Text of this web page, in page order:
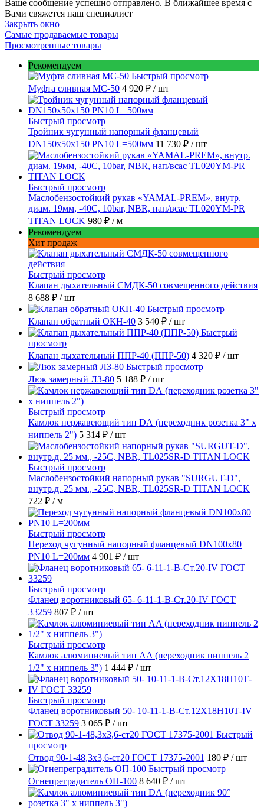
Ваше сообщение успешно отправлено. В ближайшее время с
Вами свяжется наш специалист
Закрыть окно
Самые продаваемые товары
Просмотренные товары
Рекомендуем
Быстрый просмотр
Муфта сливная МС-50 4 920 ₽ / шт
Быстрый просмотр
Тройник чугунный напорный фланцевый
DN150х50х150 PN10 L=500мм 11 730 ₽ / шт
Быстрый просмотр
Маслобензостойкий рукав «YAMAL-PREM», внутр.
диам. 19мм, -40C, 10bar, NBR, нап/всас TL020YM-PR
TITAN LOCK 980 ₽ / м
Рекомендуем
Хит продаж
Быстрый просмотр
Клапан дыхательный СМДК-50 совмещенного действия
8 688 ₽ / шт
Быстрый просмотр
Клапан обратный ОКН-40 3 540 ₽ / шт
Быстрый
просмотр
Клапан дыхательный ППР-40 (ППР-50) 4 320 ₽ / шт
Быстрый просмотр
Люк замерный ЛЗ-80 5 188 ₽ / шт
Быстрый просмотр
Камлок нержавеющий тип DА (переходник розетка 3" х
ниппель 2") 5 314 ₽ / шт
Быстрый просмотр
Маслобензостойкий напорный рукав "SURGUT-D",
внутр.д. 25 мм., -25C, NBR, TL025SR-D TITAN LOCK
722 ₽ / м
Быстрый просмотр
Переход чугунный напорный фланцевый DN100х80
PN10 L=200мм 4 901 ₽ / шт
Быстрый просмотр
Фланец воротниковый 65- 6-11-1-B-Ст.20-IV ГОСТ
33259 807 ₽ / шт
Быстрый просмотр
Камлок алюминиевый тип AA (переходник ниппель 2
1/2" х ниппель 3") 1 444 ₽ / шт
Быстрый просмотр
Фланец воротниковый 50- 10-11-1-B-Ст.12Х18Н10Т-IV
ГОСТ 33259 3 065 ₽ / шт
Быстрый
просмотр
Отвод 90-1-48,3х3,6-ст20 ГОСТ 17375-2001 180 ₽ / шт
Быстрый просмотр
Огнепреградитель ОП-100 8 640 ₽ / шт